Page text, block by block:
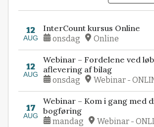
12
AUG
InterCount kursus Online
onsdag Online
12
AUG
Webinar – Fordelene ved
aflevering af bilag
onsdag Webinar -
17
AUG
Webinar – Kom i gang med
bogføring
mandag Webinar -